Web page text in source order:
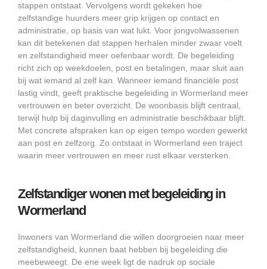
stappen ontstaat. Vervolgens wordt gekeken hoe
zelfstandige huurders meer grip krijgen op contact en
administratie, op basis van wat lukt. Voor jongvolwassenen
kan dit betekenen dat stappen herhalen minder zwaar voelt
en zelfstandigheid meer oefenbaar wordt. De begeleiding
richt zich op weekdoelen, post en betalingen, maar sluit aan
bij wat iemand al zelf kan. Wanneer iemand financiële post
lastig vindt, geeft praktische begeleiding in Wormerland meer
vertrouwen en beter overzicht. De woonbasis blijft centraal,
terwijl hulp bij daginvulling en administratie beschikbaar blijft.
Met concrete afspraken kan op eigen tempo worden gewerkt
aan post en zelfzorg. Zo ontstaat in Wormerland een traject
waarin meer vertrouwen en meer rust elkaar versterken.
Zelfstandiger wonen met begeleiding in
Wormerland
Inwoners van Wormerland die willen doorgroeien naar meer
zelfstandigheid, kunnen baat hebben bij begeleiding die
meebeweegt. De ene week ligt de nadruk op sociale